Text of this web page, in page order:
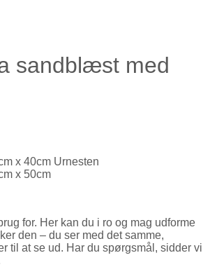
sandblæst med
x 40cm Urnesten
x 50cm
for. Her kan du i ro og mag udforme
den – du ser med det samme,
til at se ud. Har du spørgsmål, sidder vi